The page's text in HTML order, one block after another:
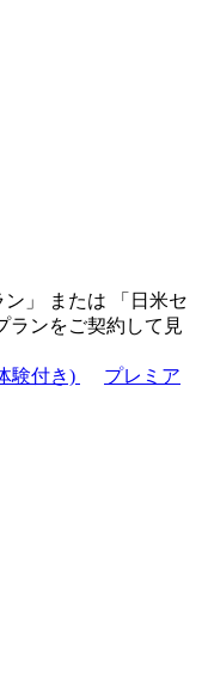
ン 」 または 「 日米セ
ランをご契約して見
験付き)
プレミア